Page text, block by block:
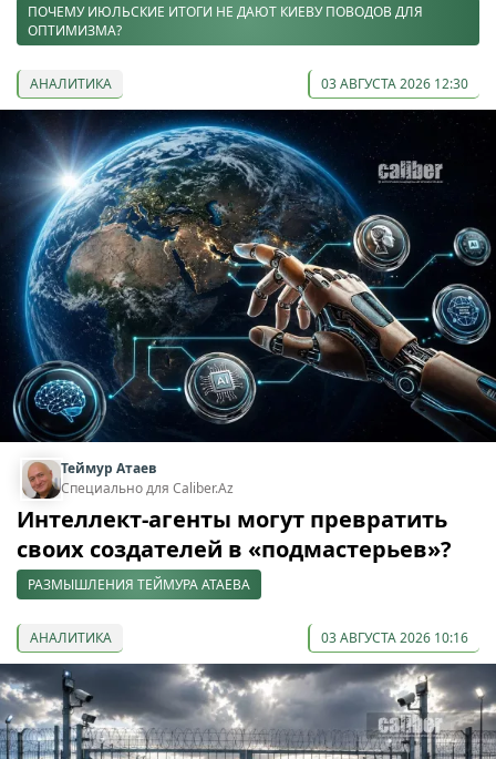
ПОЧЕМУ ИЮЛЬСКИЕ ИТОГИ НЕ ДАЮТ КИЕВУ ПОВОДОВ ДЛЯ
ОПТИМИЗМА?
АНАЛИТИКА 03 АВГУСТА 2026 12:30
Теймур Атаев
Специально для Caliber.Az
Интеллект-агенты могут превратить
своих создателей в «подмастерьев»?
РАЗМЫШЛЕНИЯ ТЕЙМУРА АТАЕВА
АНАЛИТИКА 03 АВГУСТА 2026 10:16